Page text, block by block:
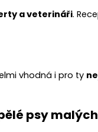
a veterináři.
vhodná i pro ty
psy malých